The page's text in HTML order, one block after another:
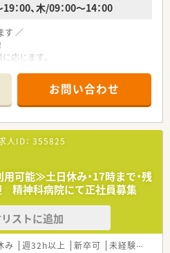
：00、木/09：00～14：00
す ／
応じます。
たい方にもオススメ！
雰囲気のなかにある薬局です。
箋を応需。
対応しており、科目も多岐にわたり
器科・外科・皮膚科・透析・
射線科・肛門外科・リハビリテーショ
く、アットホームな雰囲気の会社で
店舗を展開しています。
員同士助け合っており急なお休みの際
お問い合わせ
人ID： 355825
可能≫土日休み・17時まで・残
精神科病院にて正社員募集
ストに追加
み 週32h以上 新卒可 未経験可